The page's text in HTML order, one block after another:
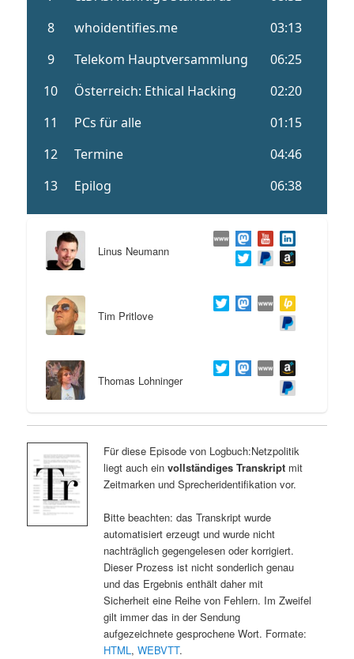
Linus Neumann
Tim Pritlove
Thomas Lohninger
Für diese Episode von Logbuch:Netzpolitik
liegt auch ein vollständiges Transkriptmit
Zeitmarken und Sprecheridentifikation vor.
Bitte beachten: das Transkript wurde
automatisiert erzeugt und wurde nicht
nachträglich gegengelesen oder korrigiert.
Dieser Prozess ist nicht sonderlich genau
und das Ergebnis enthält daher mit
Sicherheit eine Reihe von Fehlern. Im Zweifel
gilt immer das in der Sendung
aufgezeichnete gesprochene Wort. Formate:
HTML, WEBVTT.